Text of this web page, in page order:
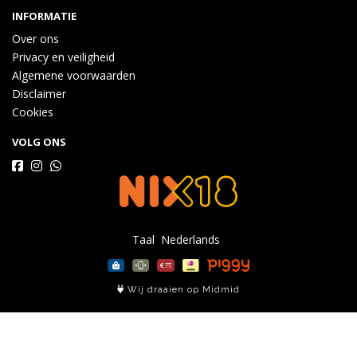
INFORMATIE
Over ons
Privacy en veiligheid
Algemene voorwaarden
Disclaimer
Cookies
VOLG ONS
Taal
Wij draaien op Midmid